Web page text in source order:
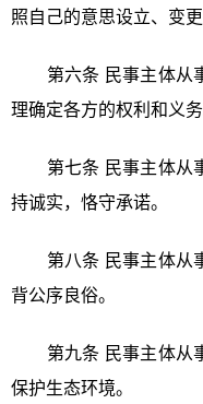
照自己的意思设立、变
第六条 民事主体从事
理确定各方的权利和义务
第七条 民事主体从事
持诚实，恪守承诺。
第八条 民事主体从事
背公序良俗。
第九条 民事主体从事
保护生态环境。